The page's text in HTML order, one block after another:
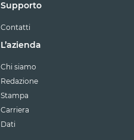
Supporto
Contatti
L’azienda
Chi siamo
Redazione
Stampa
Carriera
Dati